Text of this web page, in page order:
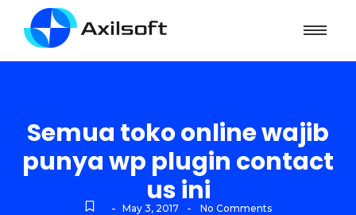
Semua toko online wajib
punya wp plugin contact
us ini
- May 3, 2017 - No Comments